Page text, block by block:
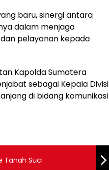
baru, sinergi antara
dalam menjaga
pelayanan kepada
Kapolda Sumatera
sebagai Kepala Divisi
di bidang komunikasi
Tanah Suci